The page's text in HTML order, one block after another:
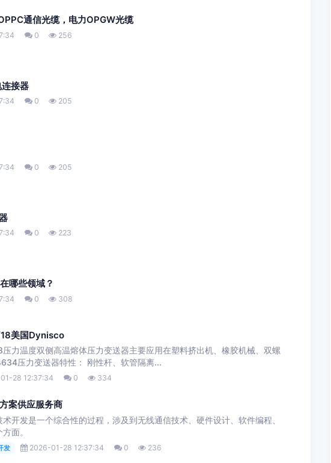
通信光缆，电力OPGW光缆
0 256
接器
0 205
0 205
0 223
哪些领域？
0 308
美国Dynisco
力温度双侧高温熔体压力变送器主要应用在塑料挤出机、橡胶机械、双螺
压力变送器特性： 刚性杆、软管隔离...
28 12:37:34 0 334
案供应服务商
开发是一个综合性的过程，涉及到无线通信技术、硬件设计、软件编程、
面。
发 2026-01-28 12:37:34 0 236